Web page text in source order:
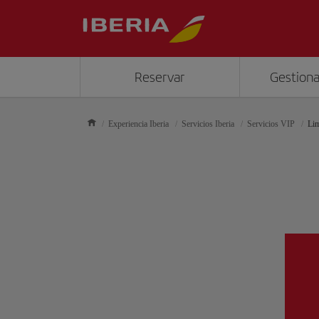
Reservar
Experiencia Iberia Servicios Iberia Servicios VIP